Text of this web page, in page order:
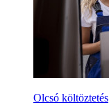
Olcsó költöztetés